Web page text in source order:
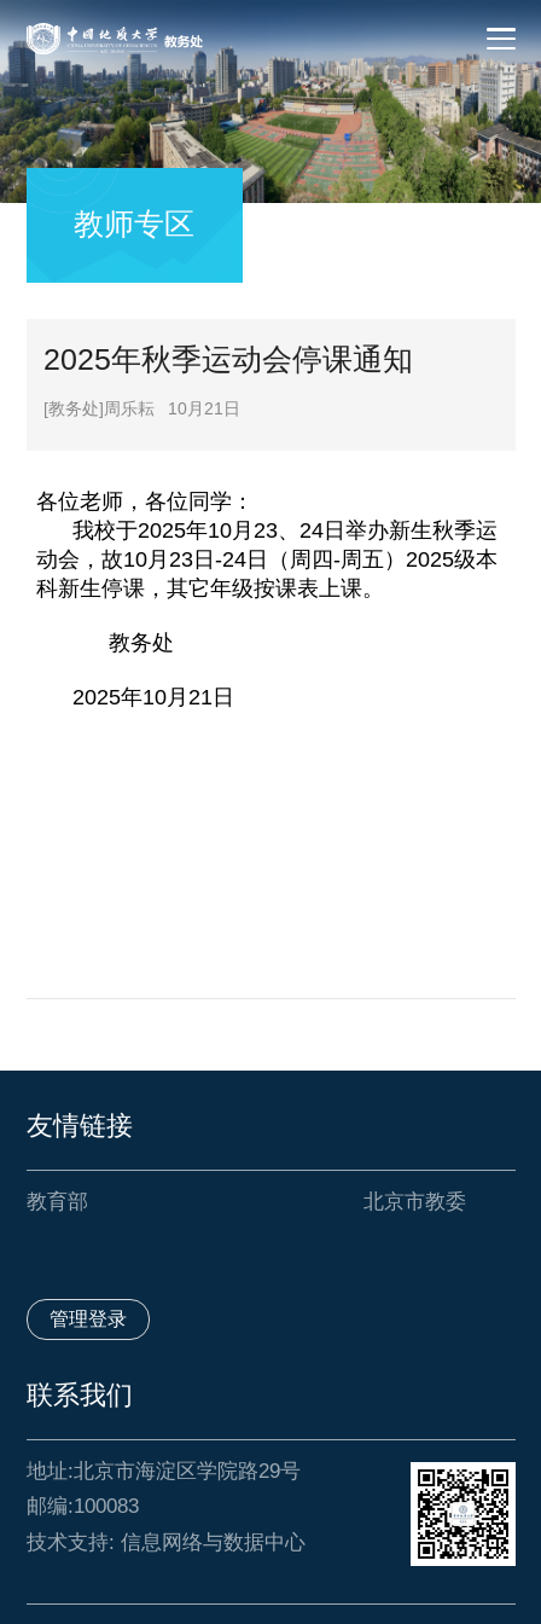
教师专区
2025年秋季运动会停课通知
[教务处]周乐耘 10月21日
各位老师，各位同学：
我校于2025年10月23、24日举办新生秋季运
动会，故10月23日-24日（周四-周五）2025级本
科新生停课，其它年级按课表上课。
教务处
2025年10月21日
友情链接
教育部 北京市教委
管理登录
联系我们
地址:北京市海淀区学院路29号
邮编:100083
技术支持: 信息网络与数据中心